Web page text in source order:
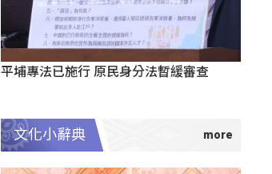
平埔專法已施行 原民身分法暫緩審查
文化小辭典